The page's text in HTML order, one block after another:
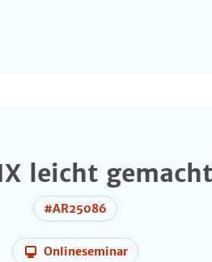
leicht gemacht
#AR25086
Onlineseminar